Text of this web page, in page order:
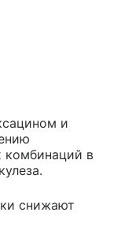
и
комбинаций в
снижают